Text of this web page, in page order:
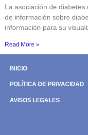
La asociación de
de información sobre
información para su
Read More »
INICIO
POLÍTICA DE PRIVACIDAD
AVISOS LEGALES